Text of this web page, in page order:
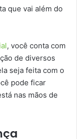
que vai além do
, você conta com
de diversos
seja feita com o
pode ficar
nas mãos de